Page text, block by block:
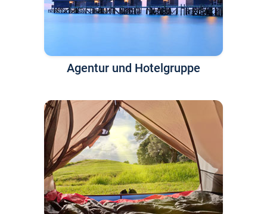
Agentur und Hotelgruppe